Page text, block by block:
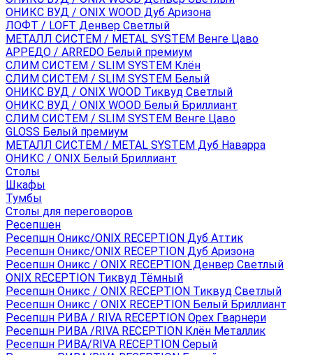
ОНИКС ВУД / ONIX WOOD Дуб Аризона
ЛОФТ / LOFT Денвер Светлый
МЕТАЛЛ СИСТЕМ / METAL SYSTEM Венге Цаво
АРРЕДО / ARREDO Белый премиум
СЛИМ СИСТЕМ / SLIM SYSTEM Клён
СЛИМ СИСТЕМ / SLIM SYSTEM Белый
ОНИКС ВУД / ONIX WOOD Тиквуд Светлый
ОНИКС ВУД / ONIX WOOD Белый Бриллиант
СЛИМ СИСТЕМ / SLIM SYSTEM Венге Цаво
GLOSS Белый премиум
МЕТАЛЛ СИСТЕМ / METAL SYSTEM Дуб Наварра
ОНИКС / ONIX Белый Бриллиант
Столы
Шкафы
Тумбы
Столы для переговоров
Ресепшен
Ресепшн Оникс/ONIX RECEPTION Дуб Аттик
Ресепшн Оникс/ONIX RECEPTION Дуб Аризона
Ресепшн Оникс / ONIX RECEPTION Денвер Светлый
ONIX RECEPTION Тиквуд Тёмный
Ресепшн Оникс / ONIX RECEPTION Тиквуд Светлый
Ресепшн Оникс / ONIX RECEPTION Белый Бриллиант
Ресепшн РИВА / RIVA RECEPTION Орех Гварнери
Ресепшн РИВА /RIVA RECEPTION Клён Металлик
Ресепшн РИВА/RIVA RECEPTION Серый